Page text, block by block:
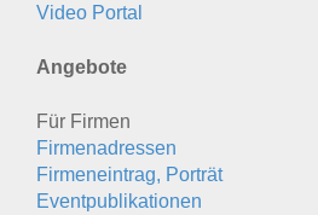
Video Portal
Angebote
Für Firmen
Firmenadressen
Firmeneintrag, Porträt
Eventpublikationen